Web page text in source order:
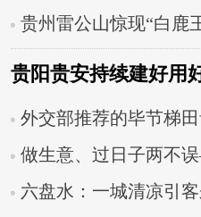
贵州雷公山惊现“白
贵阳贵安持续建好用
欢广场
外交部推荐的毕节梯
力？
做生意、过日子两不
六盘水：一城清凉引